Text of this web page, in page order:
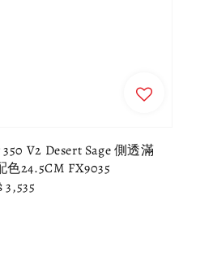
V2 Desert Sage 側透滿
24.5CM FX9035
3,535